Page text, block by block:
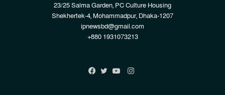
23/25 Salma Garden, PC Culture Housing
Shekhertek-4, Mohammadpur, Dhaka-1207
ipnewsbd@gmail.com
+880 1931073213
Instagram